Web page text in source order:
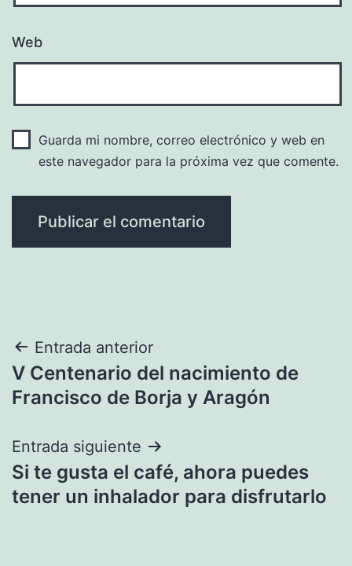
Web
Guarda mi nombre, correo electrónico y web en
este navegador para la próxima vez que comente.
Navegación
de
Entrada anterior
V Centenario del nacimiento de
Francisco de Borja y Aragón
Entrada siguiente
Si te gusta el café, ahora puedes
tener un inhalador para disfrutarlo